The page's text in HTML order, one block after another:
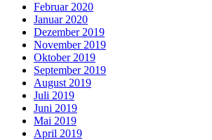
Februar 2020
Januar 2020
Dezember 2019
November 2019
Oktober 2019
September 2019
August 2019
Juli 2019
Juni 2019
Mai 2019
April 2019